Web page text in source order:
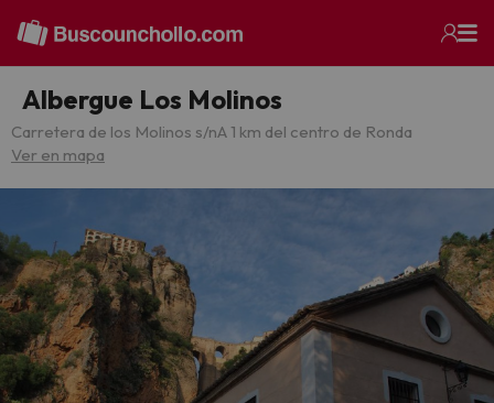
Albergue Los Molinos
Carretera de los Molinos s/nA 1 km del centro de Ronda
Ver en mapa